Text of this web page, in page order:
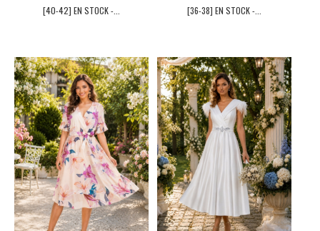
[40-42] EN STOCK -... [36-38] EN STOCK -...